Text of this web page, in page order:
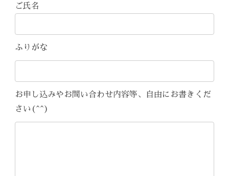
ご氏名
ふりがな
お申し込みやお問い合わせ内容等、自由にお書きくだ
さい(^^)